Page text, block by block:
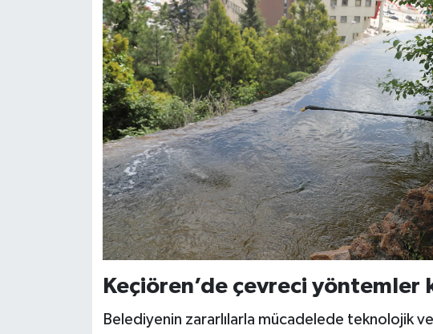
Keçiören’de çevreci yöntemler
Belediyenin zararlılarla mücadelede teknolojik